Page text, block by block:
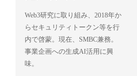
Web3研究に取り組み、2018年か
らセキュリティトークン等を行
内で啓蒙。現在、SMBC兼務。
事業企画への生成AI活用に興
味。